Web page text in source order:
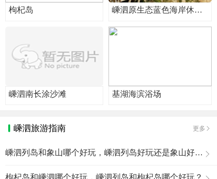
枸杞岛
嵊泗原生态蓝色海岸休闲
嵊泗南长涂沙滩 基湖海滨浴场
嵊泗旅游指南 更多
嵊泗列岛和象山哪个好玩，嵊泗列岛好玩还是象山好玩？
枸杞岛和嵊泗哪个好玩，嵊泗列岛和枸杞岛哪个好玩？